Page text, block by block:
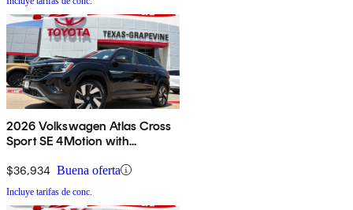
2026 Volkswagen Atlas Cross
Sport SE 4Motion with
$36,934 Buena oferta
Incluye tarifas de conc.